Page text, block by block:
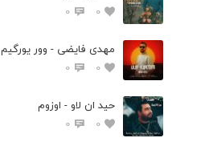
0
0
مهدی فایضی - وور یورگیم
0
0
حید ان لاو - اوزوم
0
0